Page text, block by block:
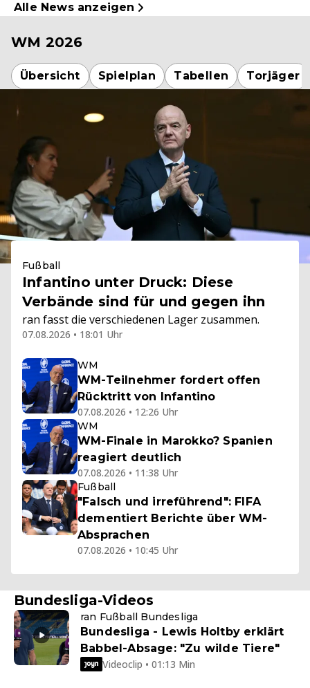
Alle News anzeigen
WM 2026
Übersicht Spielplan Tabellen Torjäger
Fußball
Infantino unter Druck: Diese
Verbände sind für und gegen ihn
ran fasst die verschiedenen Lager zusammen.
07.08.2026 • 18:01 Uhr
WM
WM-Teilnehmer fordert offen
Rücktritt von Infantino
07.08.2026 • 12:26 Uhr
WM
WM-Finale in Marokko? Spanien
reagiert deutlich
07.08.2026 • 11:38 Uhr
Fußball
"Falsch und irreführend": FIFA
dementiert Berichte über WM-
Absprachen
07.08.2026 • 10:45 Uhr
Bundesliga-Videos
ran Fußball Bundesliga
Bundesliga - Lewis Holtby erklärt
Babbel-Absage: "Zu wilde Tiere"
Videoclip • 01:13 Min